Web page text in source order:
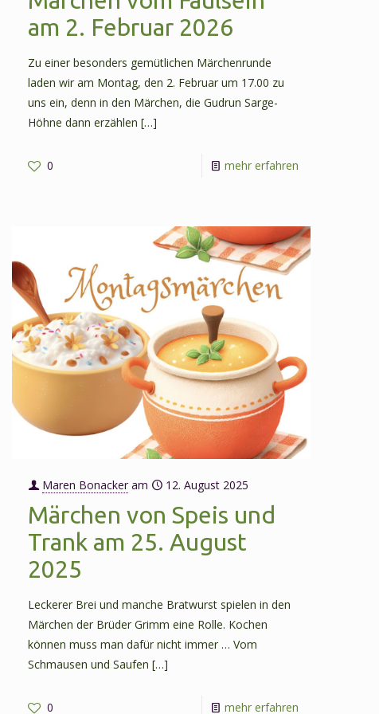
am 2. Februar 2026
Zu einer besonders gemütlichen Märchenrunde
laden wir am Montag, den 2. Februar um 17.00 zu
uns ein, denn in den Märchen, die Gudrun Sarge-
Höhne dann erzählen […]
0 mehr erfahren-
Faulsein
am
Maren Bonacker am 12. August 2025
Märchen von Speis und
Trank am 25. August
2025
Leckerer Brei und manche Bratwurst spielen in den
Märchen der Brüder Grimm eine Rolle. Kochen
können muss man dafür nicht immer … Vom
Schmausen und Saufen […]
0 mehr erfahren-